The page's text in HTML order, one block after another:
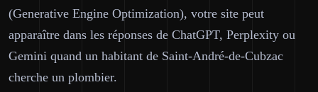
(Generative Engine Optimization), votre site peut
apparaître dans les réponses de ChatGPT, Perplexity ou
Gemini quand un habitant de Saint-André-de-Cubzac
cherche un plombier.